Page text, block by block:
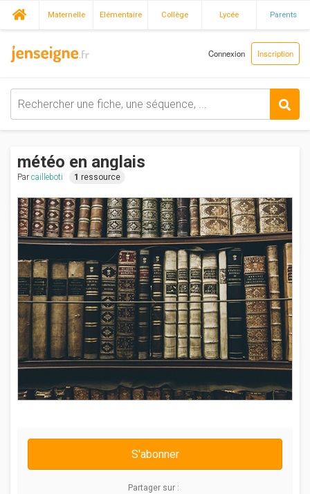
Maternelle Elémentaire Collège Lycée Parents
Connexion Inscription
météo en anglais
Par cailleboti 1 ressource
S'abonner
Partager sur :